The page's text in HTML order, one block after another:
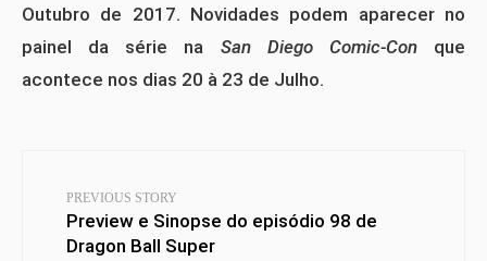
Outubro de 2017. Novidades podem aparecer no
painel da série na San Diego Comic-Con que
acontece nos dias 20 à 23 de Julho.
PREVIOUS STORY
Preview e Sinopse do episódio 98 de
Dragon Ball Super